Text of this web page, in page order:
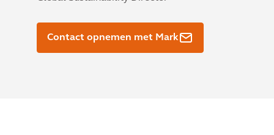
Contact opnemen met Mark